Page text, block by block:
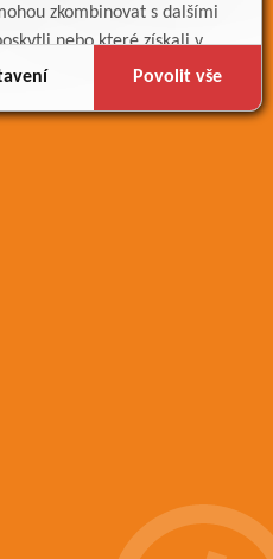
zkombinovat s dalšími
nebo které získali v
služby.
Povolit vše